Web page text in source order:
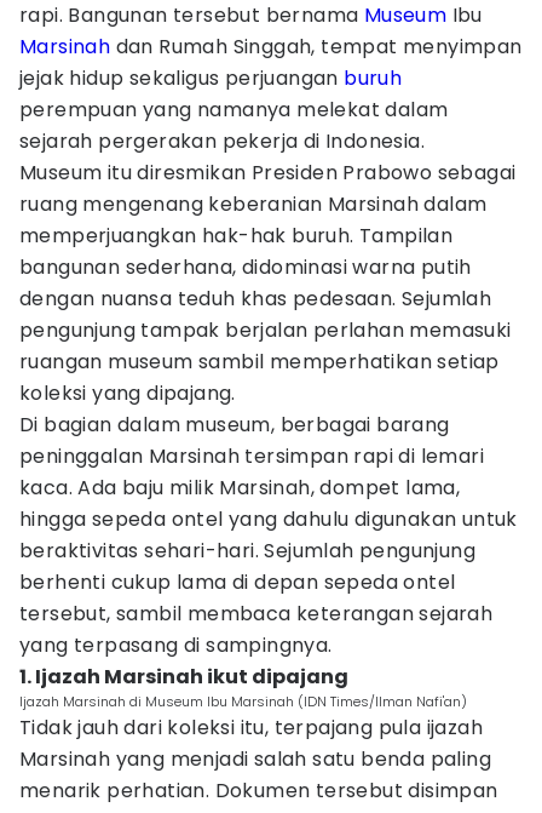
rapi. Bangunan tersebut bernama Museum Ibu
Marsinah dan Rumah Singgah, tempat menyimpan
jejak hidup sekaligus perjuangan buruh
perempuan yang namanya melekat dalam
sejarah pergerakan pekerja di Indonesia.
Museum itu diresmikan Presiden Prabowo sebagai
ruang mengenang keberanian Marsinah dalam
memperjuangkan hak-hak buruh. Tampilan
bangunan sederhana, didominasi warna putih
dengan nuansa teduh khas pedesaan. Sejumlah
pengunjung tampak berjalan perlahan memasuki
ruangan museum sambil memperhatikan setiap
koleksi yang dipajang.
Di bagian dalam museum, berbagai barang
peninggalan Marsinah tersimpan rapi di lemari
kaca. Ada baju milik Marsinah, dompet lama,
hingga sepeda ontel yang dahulu digunakan untuk
beraktivitas sehari-hari. Sejumlah pengunjung
berhenti cukup lama di depan sepeda ontel
tersebut, sambil membaca keterangan sejarah
yang terpasang di sampingnya.
1. Ijazah Marsinah ikut dipajang
Ijazah Marsinah di Museum Ibu Marsinah (IDN Times/Ilman Nafi'an)
Tidak jauh dari koleksi itu, terpajang pula ijazah
Marsinah yang menjadi salah satu benda paling
menarik perhatian. Dokumen tersebut disimpan